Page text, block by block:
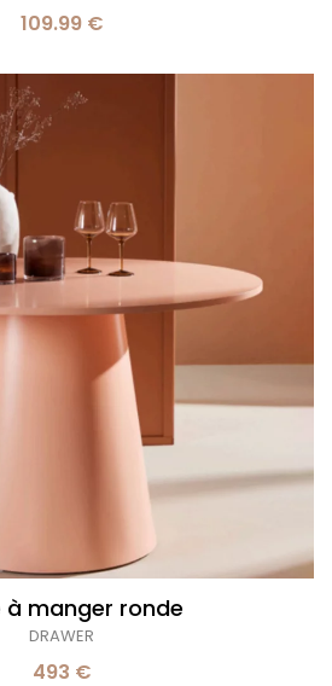
109.99 €
à manger ronde
DRAWER
493 €
Table
à